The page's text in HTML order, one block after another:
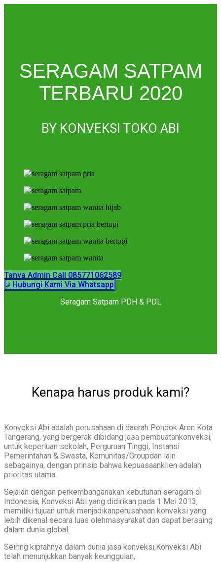
SERAGAM SATPAM
TERBARU 2020
BY KONVEKSI TOKO ABI
Tanya Admin Call 085771062589
Hubungi Kami Via Whatsapp
Seragam Satpam PDH & PDL
Kenapa harus produk kami?
Konveksi Abi adalah perusahaan di daerah Pondok Aren Kota
Tangerang, yang bergerak dibidang jasa pembuatankonveksi,
untuk keperluan sekolah, Perguruan Tinggi, Instansi
Pemerintahan & Swasta, Komunitas/Groupdan lain
sebagainya, dengan prinsip bahwa kepuasaanklien adalah
prioritas utama.
Sejalan dengan perkembanganakan kebutuhan seragam di
Indonesia, Konveksi Abi yang didirikan pada 1 Mei 2013,
memiliki tujuan untuk menjadikanperusahaan konveksi yang
lebih dikenal secara luas olehmasyarakat dan dapat bersaing
dalam dunia global.
Seiring kiprahnya dalam dunia jasa konveksi,Konveksi Abi
telah menunjukkan banyak keunggulan,